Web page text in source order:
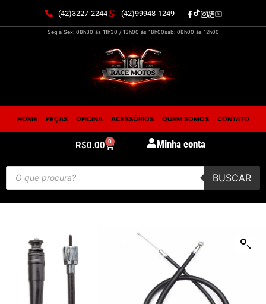
(42)3227-2244 (42)99948-1249
Seg a Sex: 08h30 às 11h30 / 13h00 às 18h00sáb: 08h00 às 12h00
HOME PEÇAS OFICINA ACESSÓRIOS QUEM SOMOS CONTATO
R$0.00 0 Minha conta
BUSCAR